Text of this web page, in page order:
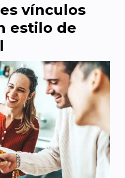
vínculos
estilo de